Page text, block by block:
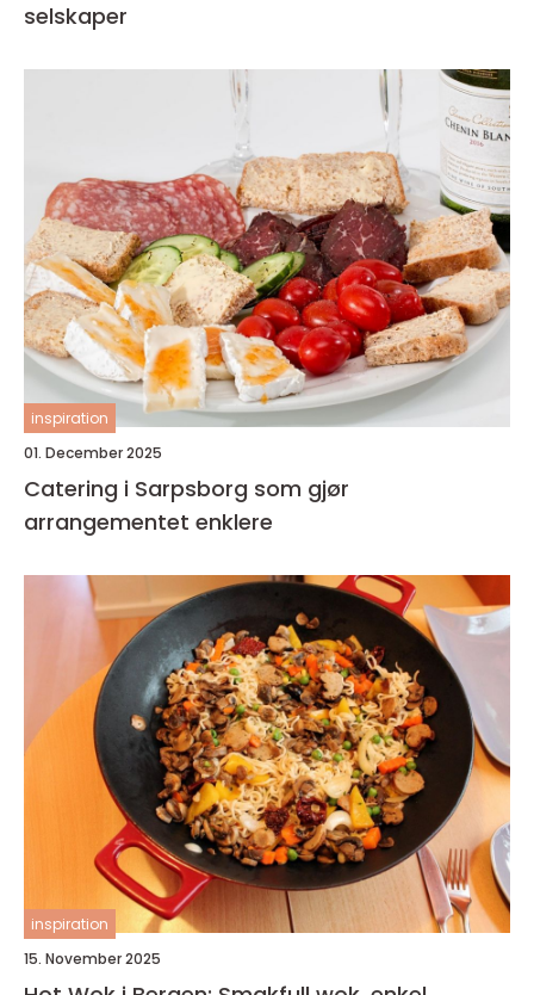
selskaper
inspiration
01. December 2025
Catering i Sarpsborg som gjør
arrangementet enklere
inspiration
15. November 2025